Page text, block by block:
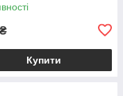
₴
Купити